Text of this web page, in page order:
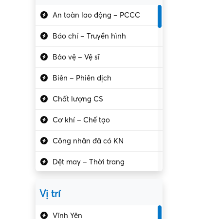
An toàn lao động – PCCC
Báo chí – Truyền hình
Bảo vệ – Vệ sĩ
Biên – Phiên dịch
Chất lượng CS
Cơ khí – Chế tạo
Công nhân đã có KN
Dệt may – Thời trang
Vị trí
Vĩnh Yên